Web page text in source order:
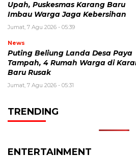
Upah, Puskesmas Karang Baru
Imbau Warga Jaga Kebersihan
Jumat, 7 Agu 2026 - 05:39
News
Puting Beliung Landa Desa Paya
Tampah, 4 Rumah Warga di
Baru Rusak
Jumat, 7 Agu 2026 - 05:31
TRENDING
ENTERTAINMENT